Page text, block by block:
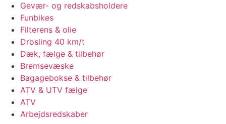
Gevær- og redskabsholdere
Funbikes
Filterens & olie
Drosling 40 km/t
Dæk, fælge & tilbehør
Bremsevæske
Bagagebokse & tilbehør
ATV & UTV fælge
ATV
Arbejdsredskaber